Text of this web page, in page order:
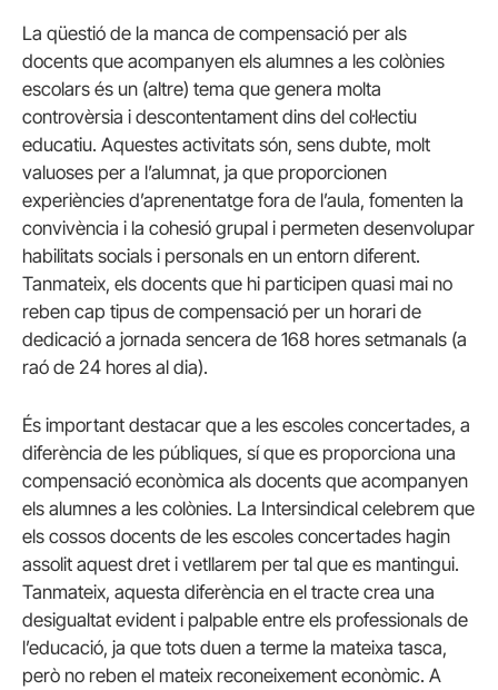
La qüestió de la manca de compensació per als
docents que acompanyen els alumnes a les colònies
escolars és un (altre) tema que genera molta
controvèrsia i descontentament dins del col·lectiu
educatiu. Aquestes activitats són, sens dubte, molt
valuoses per a l’alumnat, ja que proporcionen
experiències d’aprenentatge fora de l’aula, fomenten la
convivència i la cohesió grupal i permeten desenvolupar
habilitats socials i personals en un entorn diferent.
Tanmateix, els docents que hi participen quasi mai no
reben cap tipus de compensació per un horari de
dedicació a jornada sencera de 168 hores setmanals (a
raó de 24 hores al dia).
És important destacar que a les escoles concertades, a
diferència de les públiques, sí que es proporciona una
compensació econòmica als docents que acompanyen
els alumnes a les colònies. La Intersindical celebrem que
els cossos docents de les escoles concertades hagin
assolit aquest dret i vetllarem per tal que es mantingui.
Tanmateix, aquesta diferència en el tracte crea una
desigualtat evident i palpable entre els professionals de
l’educació, ja que tots duen a terme la mateixa tasca,
però no reben el mateix reconeixement econòmic. A